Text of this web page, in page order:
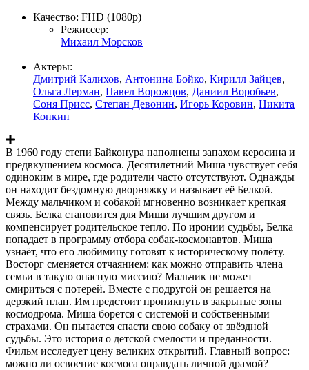
Качество: FHD (1080p)
Режиссер:
Михаил Морсков
Актеры:
Дмитрий Калихов, Антонина Бойко, Кирилл Зайцев,
Ольга Лерман, Павел Ворожцов, Даниил Воробьев,
Соня Присс, Степан Девонин, Игорь Коровин, Никита
Конкин
В 1960 году степи Байконура наполнены запахом керосина и
предвкушением космоса. Десятилетний Миша чувствует себя
одиноким в мире, где родители часто отсутствуют. Однажды
он находит бездомную дворняжку и называет её Белкой.
Между мальчиком и собакой мгновенно возникает крепкая
связь. Белка становится для Миши лучшим другом и
компенсирует родительское тепло. По иронии судьбы, Белка
попадает в программу отбора собак-космонавтов. Миша
узнаёт, что его любимицу готовят к историческому полёту.
Восторг сменяется отчаянием: как можно отправить члена
семьи в такую опасную миссию? Мальчик не может
смириться с потерей. Вместе с подругой он решается на
дерзкий план. Им предстоит проникнуть в закрытые зоны
космодрома. Миша борется с системой и собственными
страхами. Он пытается спасти свою собаку от звёздной
судьбы. Это история о детской смелости и преданности.
Фильм исследует цену великих открытий. Главный вопрос:
можно ли освоение космоса оправдать личной драмой?